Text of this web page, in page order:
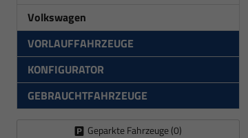
Volkswagen
VORLAUFFAHRZEUGE
KONFIGURATOR
GEBRAUCHTFAHRZEUGE
Geparkte Fahrzeuge (0)